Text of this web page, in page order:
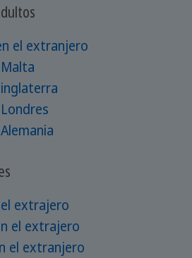
el extranjero
extrajero
el extrajero
el extranjero